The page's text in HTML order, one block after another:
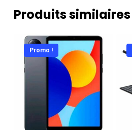
Produits similaires
Promo !